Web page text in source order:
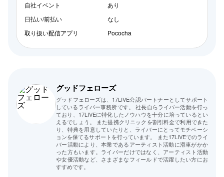
自社イベント
あり
日払い/前払い
なし
取り扱い配信アプリ
Pococha
グッドフェローズ
グッドフェローズは、17LIVE公認パートナーとしてサポート
しているライバー事務所です。 社長自らライバー活動を行っ
ており、17LIVEに特化したノウハウを十分に培っているとい
えるでしょう。 また提携クリニックを割引料金で利用できた
り、特典を用意していたりと、ライバーにとってモチベーシ
ョンを保てるサポートを行っています。 また17LIVEでのライ
バー活動により、本業であるアーティスト活動に滑車がかか
った方もいます。ライバーだけではなく、アーティスト活動
や女優活動など、さまざまなフィールドで活躍したい方にお
すすめです。